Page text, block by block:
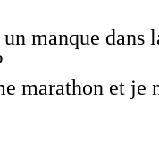
manque dans
marathon et je